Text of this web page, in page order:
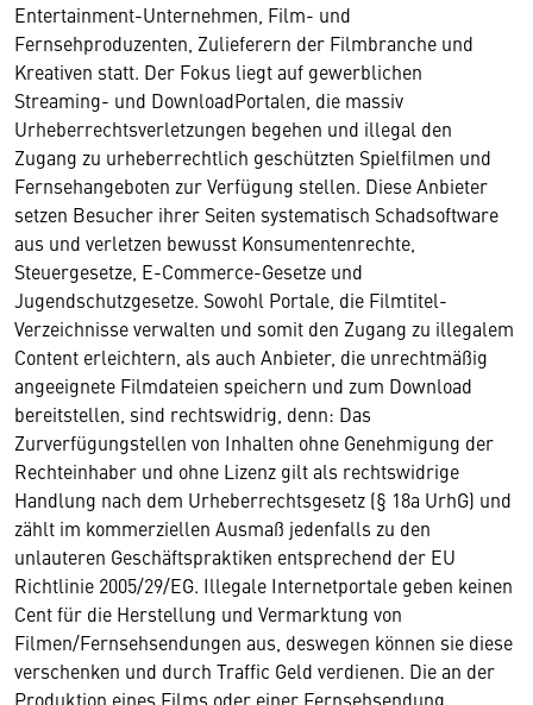
Entertainment-Unternehmen, Film- und
Fernsehproduzenten, Zulieferern der Filmbranche und
Kreativen statt. Der Fokus liegt auf gewerblichen
Streaming- und DownloadPortalen, die massiv
Urheberrechtsverletzungen begehen und illegal den
Zugang zu urheberrechtlich geschützten Spielfilmen und
Fernsehangeboten zur Verfügung stellen. Diese Anbieter
setzen Besucher ihrer Seiten systematisch Schadsoftware
aus und verletzen bewusst Konsumentenrechte,
Steuergesetze, E-Commerce-Gesetze und
Jugendschutzgesetze. Sowohl Portale, die Filmtitel-
Verzeichnisse verwalten und somit den Zugang zu illegalem
Content erleichtern, als auch Anbieter, die unrechtmäßig
angeeignete Filmdateien speichern und zum Download
bereitstellen, sind rechtswidrig, denn: Das
Zurverfügungstellen von Inhalten ohne Genehmigung der
Rechteinhaber und ohne Lizenz gilt als rechtswidrige
Handlung nach dem Urheberrechtsgesetz (§ 18a UrhG) und
zählt im kommerziellen Ausmaß jedenfalls zu den
unlauteren Geschäftspraktiken entsprechend der EU
Richtlinie 2005/29/EG. Illegale Internetportale geben keinen
Cent für die Herstellung und Vermarktung von
Filmen/Fernsehsendungen aus, deswegen können sie diese
verschenken und durch Traffic Geld verdienen. Die an der
Produktion eines Films oder einer Fernsehsendung